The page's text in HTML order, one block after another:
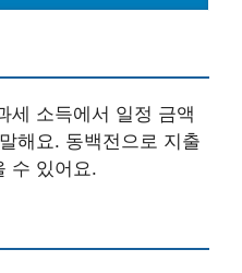
세 소득에서 일정 금액
해요. 동백전으로 지출
수 있어요.